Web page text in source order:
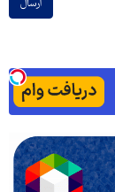
ارسال